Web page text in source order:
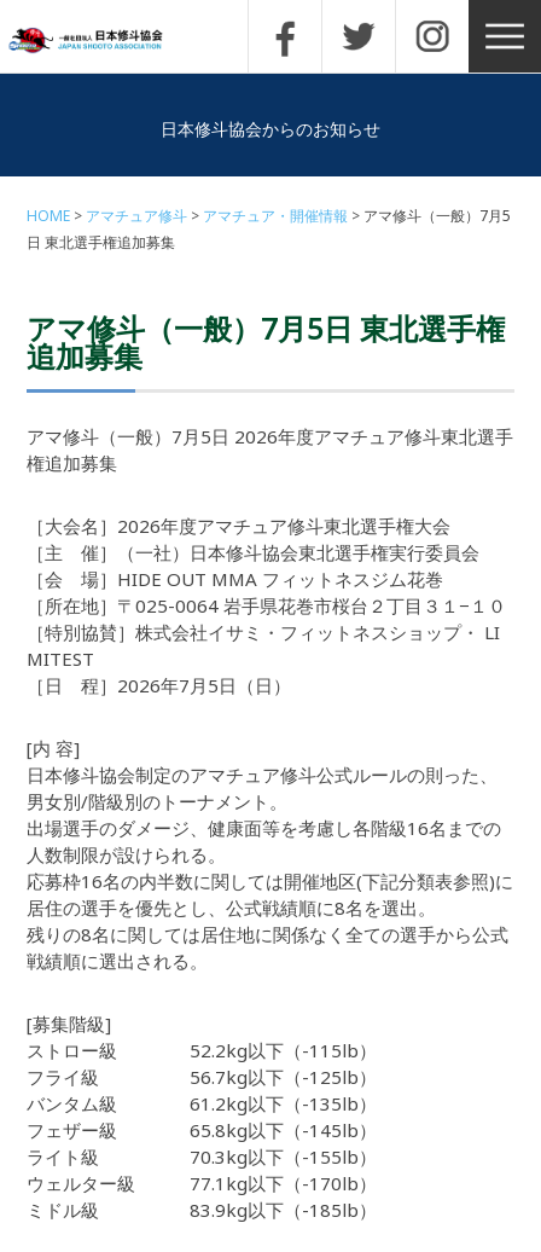
日本修斗協会からのお知らせ
HOME アマチュア修斗 アマチュア・開催情報
アマ修斗（一般）7月5
日 東北選手権追加募集
アマ修斗（一般）7月5日 東北選手権
追加募集
アマ修斗（一般）7月5日 2026年度アマチュア修斗東北選手
権追加募集
［大会名］2026年度アマチュア修斗東北選手権大会
［主 催］（一社）日本修斗協会東北選手権実行委員会
［会 場］HIDE OUT MMA フィットネスジム花巻
［所在地］〒025-0064 岩手県花巻市桜台２丁目３１−１０
［特別協賛］株式会社イサミ・フィットネスショップ・ LI
MITEST
［日 程］2026年7月5日（日）
[内 容]
日本修斗協会制定のアマチュア修斗公式ルールの則った、
男女別/階級別のトーナメント。
出場選手のダメージ、健康面等を考慮し各階級16名までの
人数制限が設けられる。
応募枠16名の内半数に関しては開催地区(下記分類表参照)に
居住の選手を優先とし、公式戦績順に8名を選出。
残りの8名に関しては居住地に関係なく全ての選手から公式
戦績順に選出される。
[募集階級]
ストロー級 52.2kg以下（-115lb）
フライ級 56.7kg以下（-125lb）
バンタム級 61.2kg以下（-135lb）
フェザー級 65.8kg以下（-145lb）
ライト級 70.3kg以下（-155lb）
ウェルター級 77.1kg以下（-170lb）
ミドル級 83.9kg以下（-185lb）